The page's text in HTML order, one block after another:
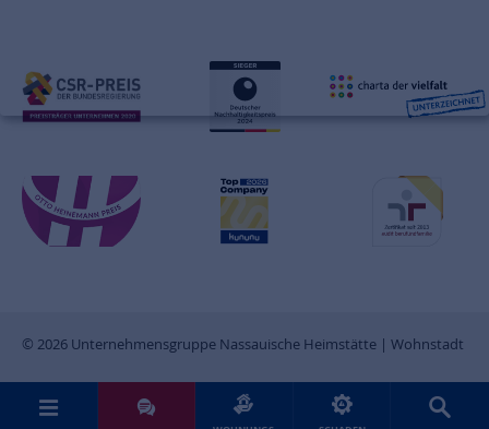
© 2026 Unternehmensgruppe Nassauische Heimstätte | Wohnstadt
Sie möchten uns Post senden?